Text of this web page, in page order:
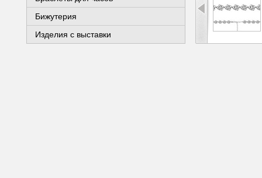
Бижутерия
Изделия с выставки